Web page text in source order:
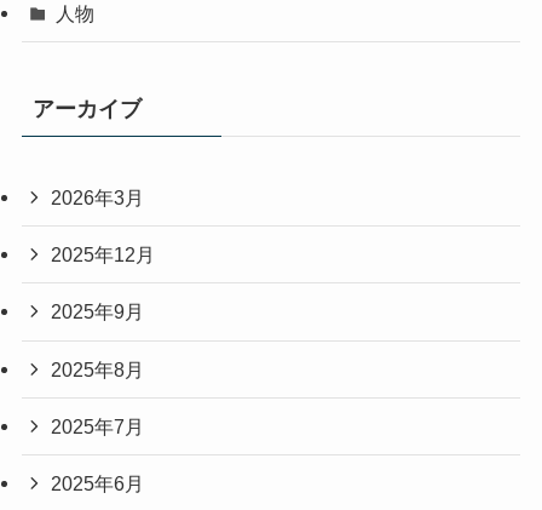
人物
アーカイブ
2026年3月
2025年12月
2025年9月
2025年8月
2025年7月
2025年6月